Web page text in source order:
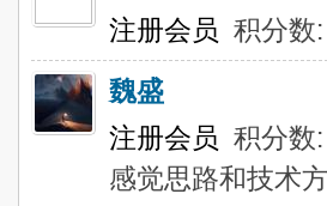
注册会员 积分数
魏盛
注册会员 积分数
感觉思路和技术